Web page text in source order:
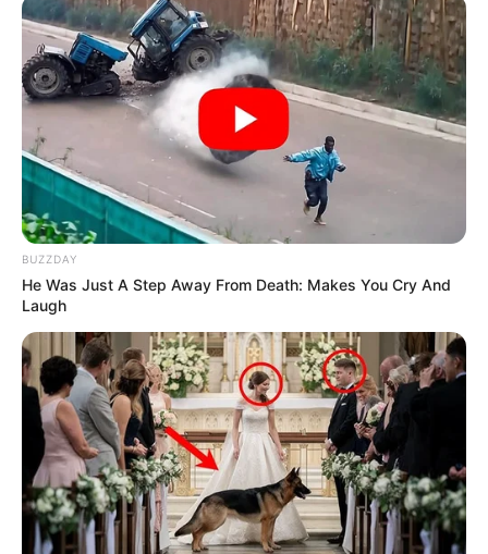
büntetés pontos mértéke a jogerős ítélet után válik
véglegessé.
BUZZDAY
He Was Just A Step Away From Death: Makes You Cry And
Laugh